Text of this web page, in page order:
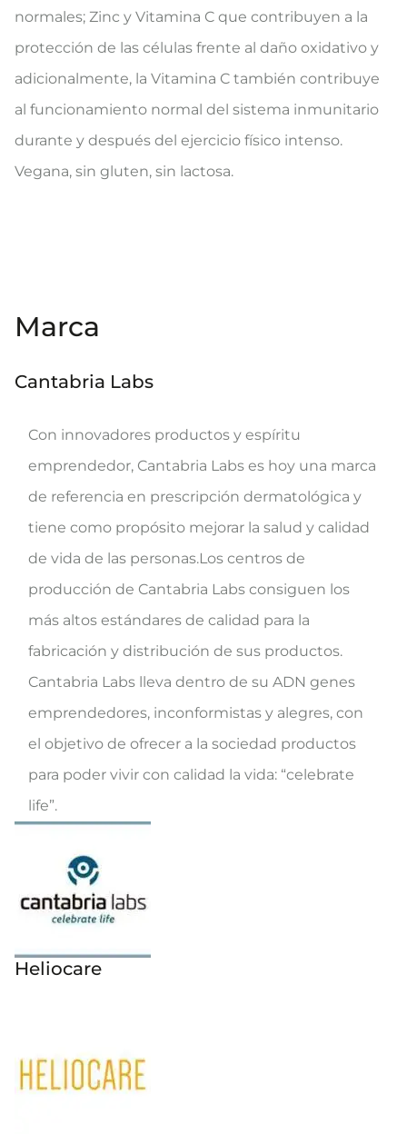
normales; Zinc y Vitamina C que contribuyen a la
protección de las células frente al daño oxidativo y
adicionalmente, la Vitamina C también contribuye
al funcionamiento normal del sistema inmunitario
durante y después del ejercicio físico intenso.
Vegana, sin gluten, sin lactosa.
Marca
Cantabria Labs
Con innovadores productos y espíritu
emprendedor, Cantabria Labs es hoy una marca
de referencia en prescripción dermatológica y
tiene como propósito mejorar la salud y calidad
de vida de las personas.Los centros de
producción de Cantabria Labs consiguen los
más altos estándares de calidad para la
fabricación y distribución de sus productos.
Cantabria Labs lleva dentro de su ADN genes
emprendedores, inconformistas y alegres, con
el objetivo de ofrecer a la sociedad productos
para poder vivir con calidad la vida: “celebrate
life”.
Heliocare